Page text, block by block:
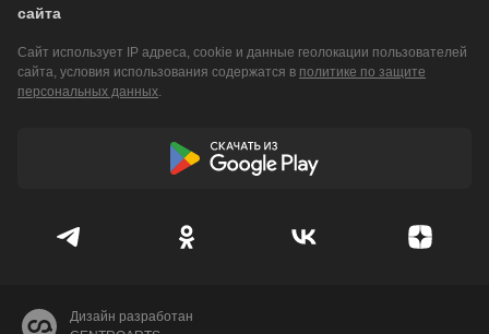
сайта
Сайт использует IP адреса, cookie и данные геолокации пользователей
сайта, условия использования содержатся в политике по защите
персональных данных.
Дизайн разработан